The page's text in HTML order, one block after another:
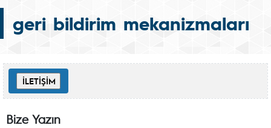
geri bildirim mekanizmaları
Bize Yazın